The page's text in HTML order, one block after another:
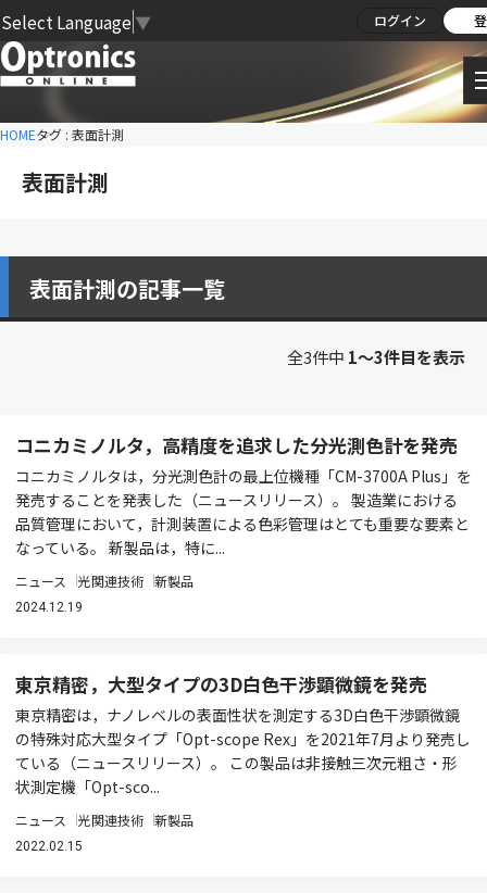
Select Language ▼ ログイン
HOMEタグ : 表面計測
表面計測
表面計測の記事一覧
全3件中 1〜3件目を表示
コニカミノルタ，高精度を追求した分光測色計を発売
コニカミノルタは，分光測色計の最上位機種「CM-3700A Plus」を
発売することを発表した（ニュースリリース）。 製造業における
品質管理において，計測装置による色彩管理はとても重要な要素と
なっている。 新製品は，特に...
ニュース 光関連技術 新製品
2024.12.19
東京精密，大型タイプの3D白色干渉顕微鏡を発売
東京精密は，ナノレベルの表面性状を測定する3D白色干渉顕微鏡
の特殊対応大型タイプ「Opt-scope Rex」を2021年7月より発売し
ている（ニュースリリース）。 この製品は非接触三次元粗さ・形
状測定機「Opt-sco...
ニュース 光関連技術 新製品
2022.02.15